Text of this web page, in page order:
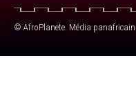
© AfroPlanete. Média